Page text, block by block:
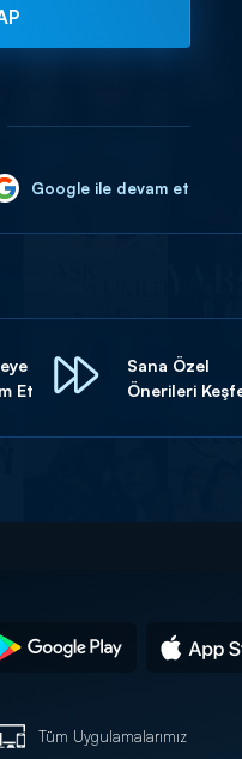
Google ile devam et
Et
Sana Özel
Önerileri
Tüm Uygulamalarımız